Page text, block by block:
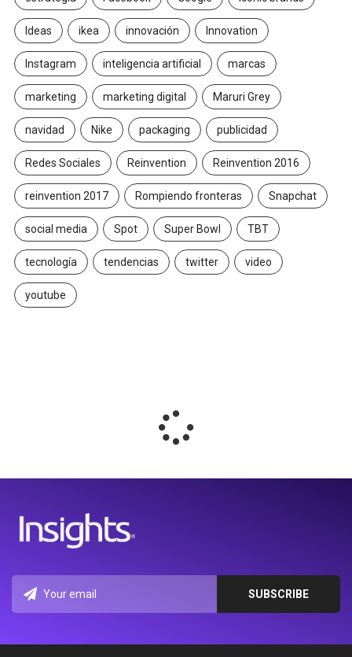
Ideas ikea innovación Innovation
Instagram inteligencia artificial marcas
marketing marketing digital Maruri Grey
navidad Nike packaging publicidad
Redes Sociales Reinvention Reinvention 2016
reinvention 2017 Rompiendo fronteras Snapchat
social media Spot Super Bowl TBT
tecnología tendencias twitter video
youtube